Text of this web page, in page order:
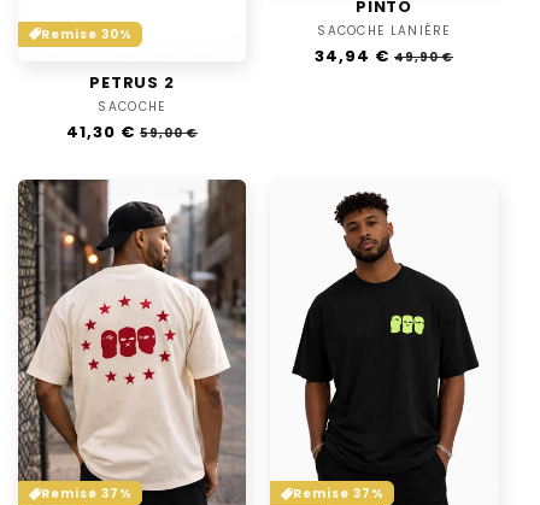
Remise 30%
PETRUS 2
Vendor:
SACOCHE
Regular
41,30 € Sale
59,00 €
PINTO
Vendor:
SACOCHE LANIÈRE
Regular
34,94 € Sale
49,90 €
Remise 37% Remise 37%